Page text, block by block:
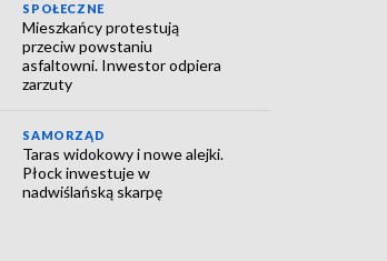
SPOŁECZNE
Mieszkańcy protestują
przeciw powstaniu
asfaltowni. Inwestor odpiera
zarzuty
SAMORZĄD
Taras widokowy i nowe alejki.
Płock inwestuje w
nadwiślańską skarpę